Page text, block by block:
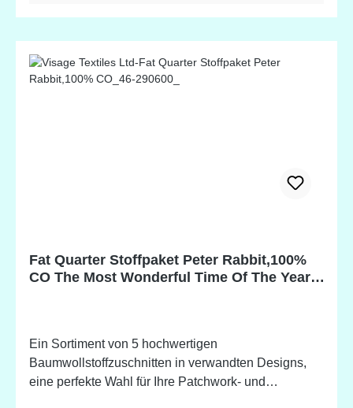
Fat Quarter Stoffpaket Peter Rabbit,100%
CO The Most Wonderful Time Of The Year,
Ein Sortiment von 5 hochwertigen
Baumwollstoffzuschnitten in verwandten Designs,
eine perfekte Wahl für Ihre Patchwork- und